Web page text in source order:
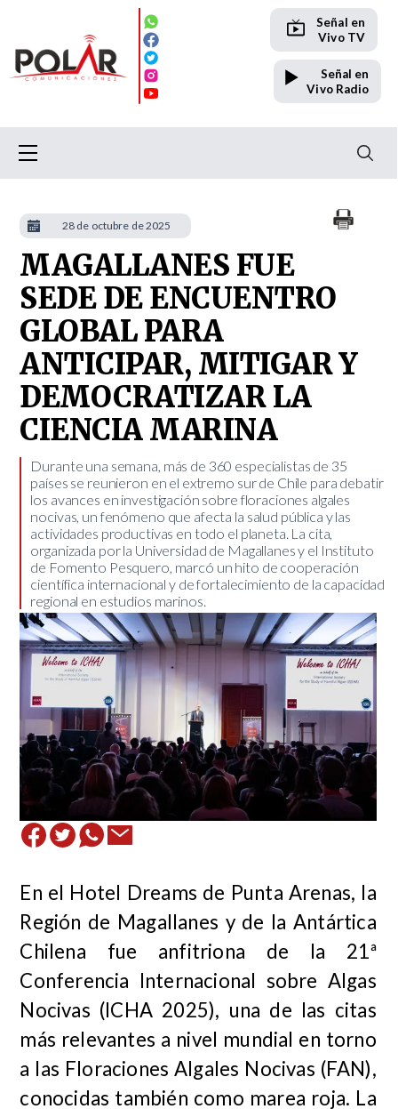
Señal en
Vivo TV
Señal en
Vivo Radio
MAGALLANES FUE
SEDE DE ENCUENTRO
GLOBAL PARA
ANTICIPAR, MITIGAR Y
DEMOCRATIZAR LA
CIENCIA MARINA
​Durante una semana, más de 360 especialistas de 35
países se reunieron en el extremo sur de Chile para debatir
los avances en investigación sobre floraciones algales
nocivas, un fenómeno que afecta la salud pública y las
actividades productivas en todo el planeta. La cita,
organizada por la Universidad de Magallanes y el Instituto
de Fomento Pesquero, marcó un hito de cooperación
científica internacional y de fortalecimiento de la capacidad
regional en estudios marinos.
En el Hotel Dreams de Punta Arenas, la
Región de Magallanes y de la Antártica
Chilena fue anfitriona de la 21ª
Conferencia Internacional sobre Algas
Nocivas (ICHA 2025), una de las citas
más relevantes a nivel mundial en torno
a las Floraciones Algales Nocivas (FAN),
conocidas también como marea roja. La
28 de octubre de 2025